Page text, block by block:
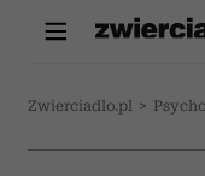
Zwierciadlo.pl >